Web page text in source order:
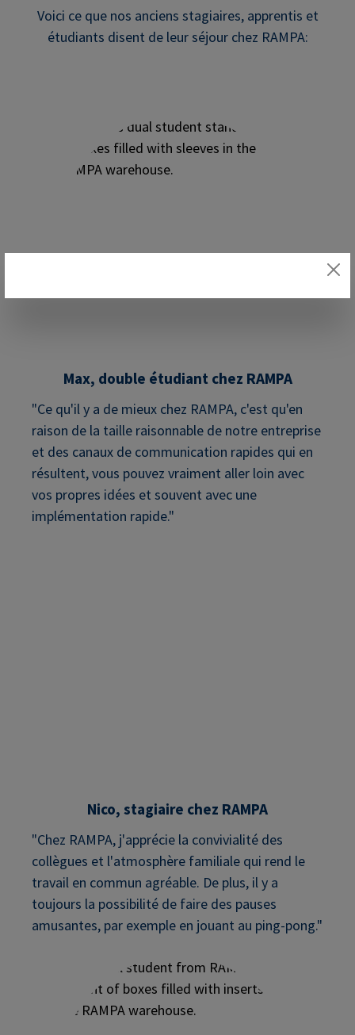
Voici ce que nos anciens stagiaires, apprentis et
étudiants disent de leur séjour chez RAMPA:
Max, double étudiant chez RAMPA
"Ce qu'il y a de mieux chez RAMPA, c'est qu'en
raison de la taille raisonnable de notre entreprise
et des canaux de communication rapides qui en
résultent, vous pouvez vraiment aller loin avec
vos propres idées et souvent avec une
implémentation rapide."
Nico, stagiaire chez RAMPA
"Chez RAMPA, j'apprécie la convivialité des
collègues et l'atmosphère familiale qui rend le
travail en commun agréable. De plus, il y a
toujours la possibilité de faire des pauses
amusantes, par exemple en jouant au ping-pong."